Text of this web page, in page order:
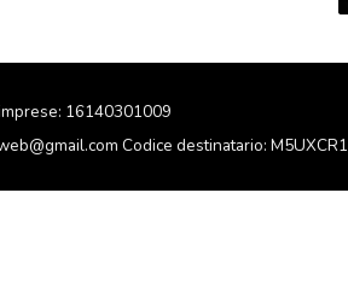
16140301009
Codice destinatario: M5UXCR1